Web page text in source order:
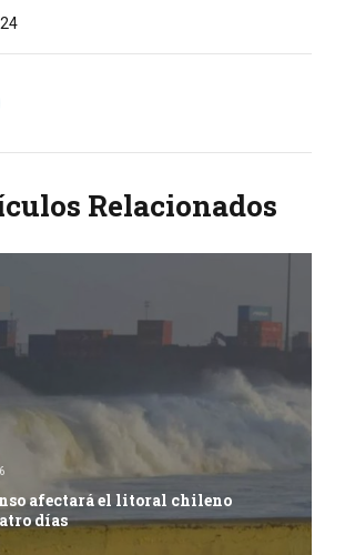
Relacionados
afectará el litoral chileno
días